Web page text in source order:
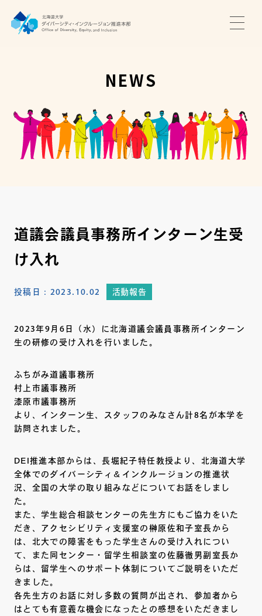
推進本部について
アクセス・お問い合わせ
NEWS
道議会議員事務所インターン生受
け入れ
投稿日： 2023.10.02 活動報告
2023年9月6日（水）に北海道議会議員事務所インターン
生の研修の受け入れを行いました。
ふちがみ道議事務所
村上市議事務所
漆原市議事務所
より、インターン生、スタッフのみなさん計8名が本学を
訪問されました。
DEI推進本部からは、長堀紀子特任教授より、北海道大学
全体でのダイバーシティ＆インクルージョンの推進状
況、全国の大学の取り組みなどについてお話をしまし
た。
また、学生総合相談センターの先生方にもご協力をいた
だき、アクセシビリティ支援室の榊原佐和子室長から
は、北大での障害をもった学生さんの受け入れについ
て、また同センター・留学生相談室の佐藤徹男副室長か
らは、留学生へのサポート体制についてご説明をいただ
きました。
各先生方のお話に対し多数の質問が出され、参加者から
はとても有意義な機会になったとの感想をいただきまし